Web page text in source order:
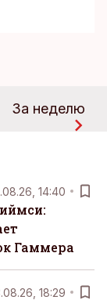
За неделю
14:40
Гаммера
18:29